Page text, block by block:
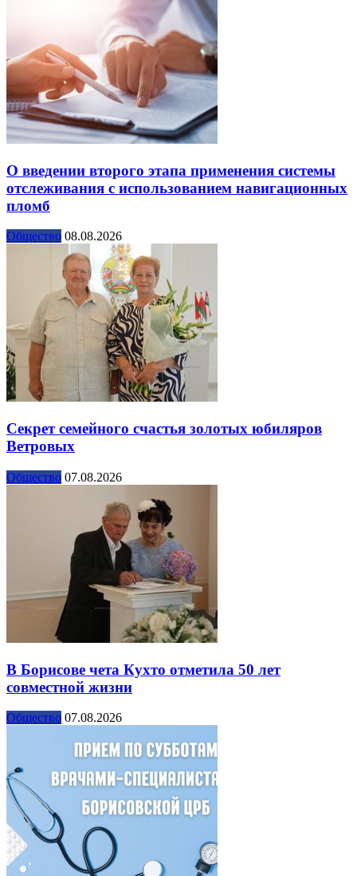
О введении второго этапа применения системы
отслеживания с использованием навигационных
пломб
Общество 08.08.2026
Секрет семейного счастья золотых юбиляров
Ветровых
Общество 07.08.2026
В Борисове чета Кухто отметила 50 лет
совместной жизни
Общество 07.08.2026